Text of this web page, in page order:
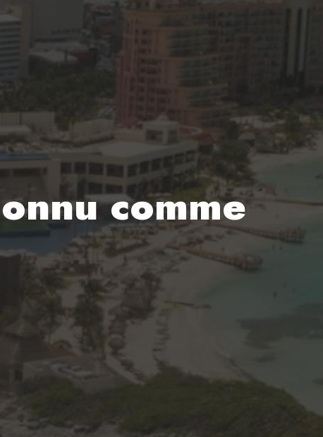
comme